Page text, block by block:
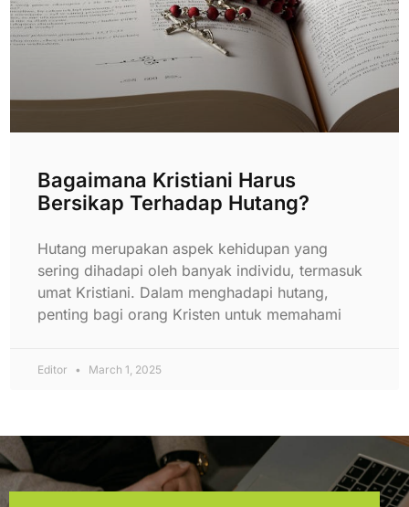
Bagaimana Kristiani Harus
Bersikap Terhadap Hutang?
Hutang merupakan aspek kehidupan yang
sering dihadapi oleh banyak individu, termasuk
umat Kristiani. Dalam menghadapi hutang,
penting bagi orang Kristen untuk memahami
Editor March 1, 2025